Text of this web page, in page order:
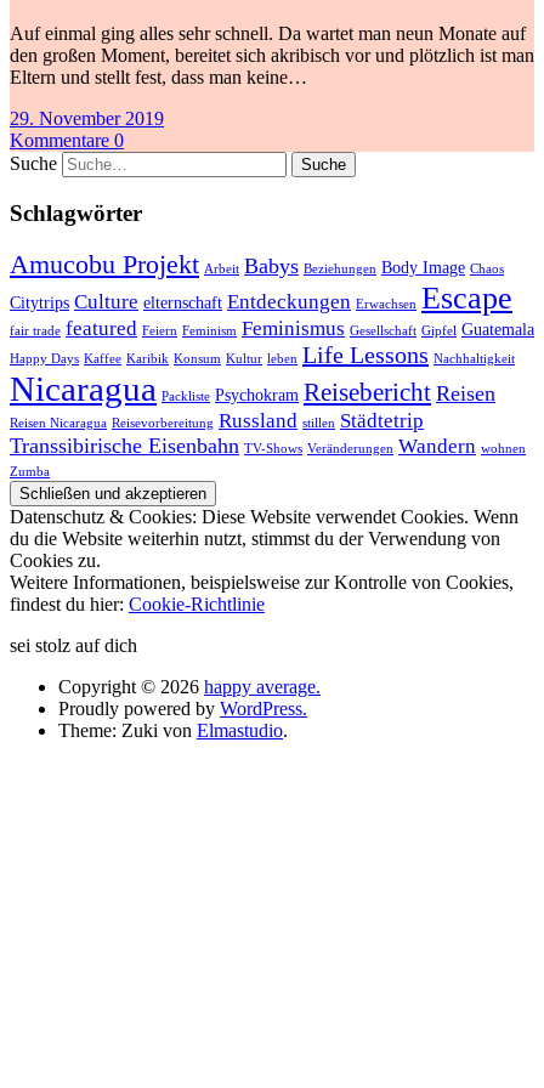
Auf einmal ging alles sehr schnell. Da wartet man neun Monate auf
den großen Moment, bereitet sich akribisch vor und plötzlich ist man
Eltern und stellt fest, dass man keine…
29. November 2019
Kommentare 0
Suche
Schlagwörter
Amucobu Projekt Arbeit Babys Beziehungen Body Image Chaos
Citytrips Culture elternschaft Entdeckungen Erwachsen Escape
fair trade featured Feiern Feminism Feminismus Gesellschaft Gipfel Guatemala
Happy Days Kaffee Karibik Konsum Kultur leben Life Lessons Nachhaltigkeit
Nicaragua Packliste Psychokram Reisebericht Reisen
Reisen Nicaragua Reisevorbereitung Russland stillen Städtetrip
Transsibirische Eisenbahn TV-Shows Veränderungen Wandern wohnen
Zumba
Datenschutz & Cookies: Diese Website verwendet Cookies. Wenn
du die Website weiterhin nutzt, stimmst du der Verwendung von
Cookies zu.
Weitere Informationen, beispielsweise zur Kontrolle von Cookies,
findest du hier: Cookie-Richtlinie
sei stolz auf dich
Copyright © 2026 happy average.
Proudly powered by WordPress.
Theme: Zuki von Elmastudio.